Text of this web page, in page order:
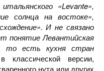
«Levante»,
солнца на востоке»,
И не связано
понятие Левантийская
то есть кухня стран
версии,
нута или других